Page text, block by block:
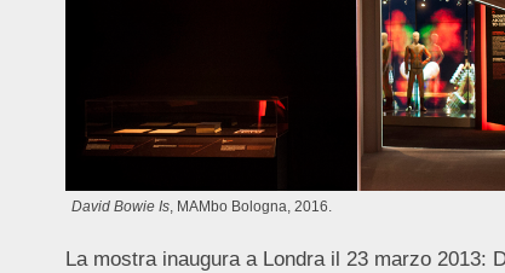
David Bowie Is, MAMbo Bologna, 2016.
La mostra inaugura a Londra il 23 marzo 2013: